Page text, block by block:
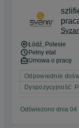
Łódź, Polesie
Pełny etat
Umowa o pracę
Odpowiednie
Dyspozycyjność:
Odświeżono dnia 04